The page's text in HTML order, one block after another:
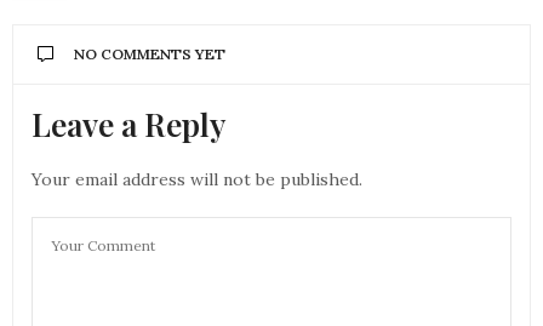
NO COMMENTS YET
Leave a Reply
Your email address will not be published.